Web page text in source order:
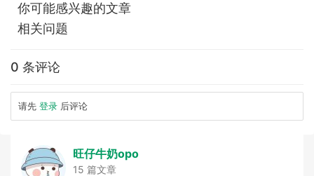
你可能感兴趣的文章
相关问题
0 条评论
请先 登录 后评论
旺仔牛奶opo
15 篇文章